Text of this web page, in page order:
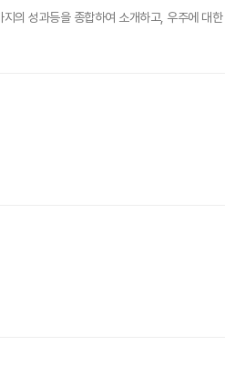
의 성과등을 종합하여 소개하고, 우주에 대